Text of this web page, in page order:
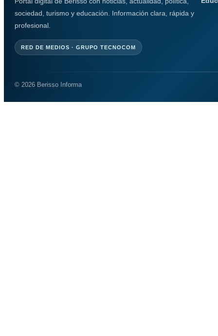
sociedad, turismo y educación. Información clara, rápida y
profesional.
RED DE MEDIOS · GRUPO TECNOCOM
© 2026 Berisso Informa